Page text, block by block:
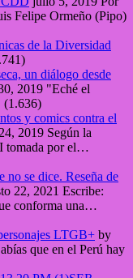
Felipe Ormeño (Pipo)
de la Diversidad
un diálogo desde
2019 "Eché el
(1.636)
y comics contra el
2019 Según la
tomada por el…
no se dice. Reseña de
22, 2021 Escribe:
conforma una…
LTGB+ by
que en el Perú hay